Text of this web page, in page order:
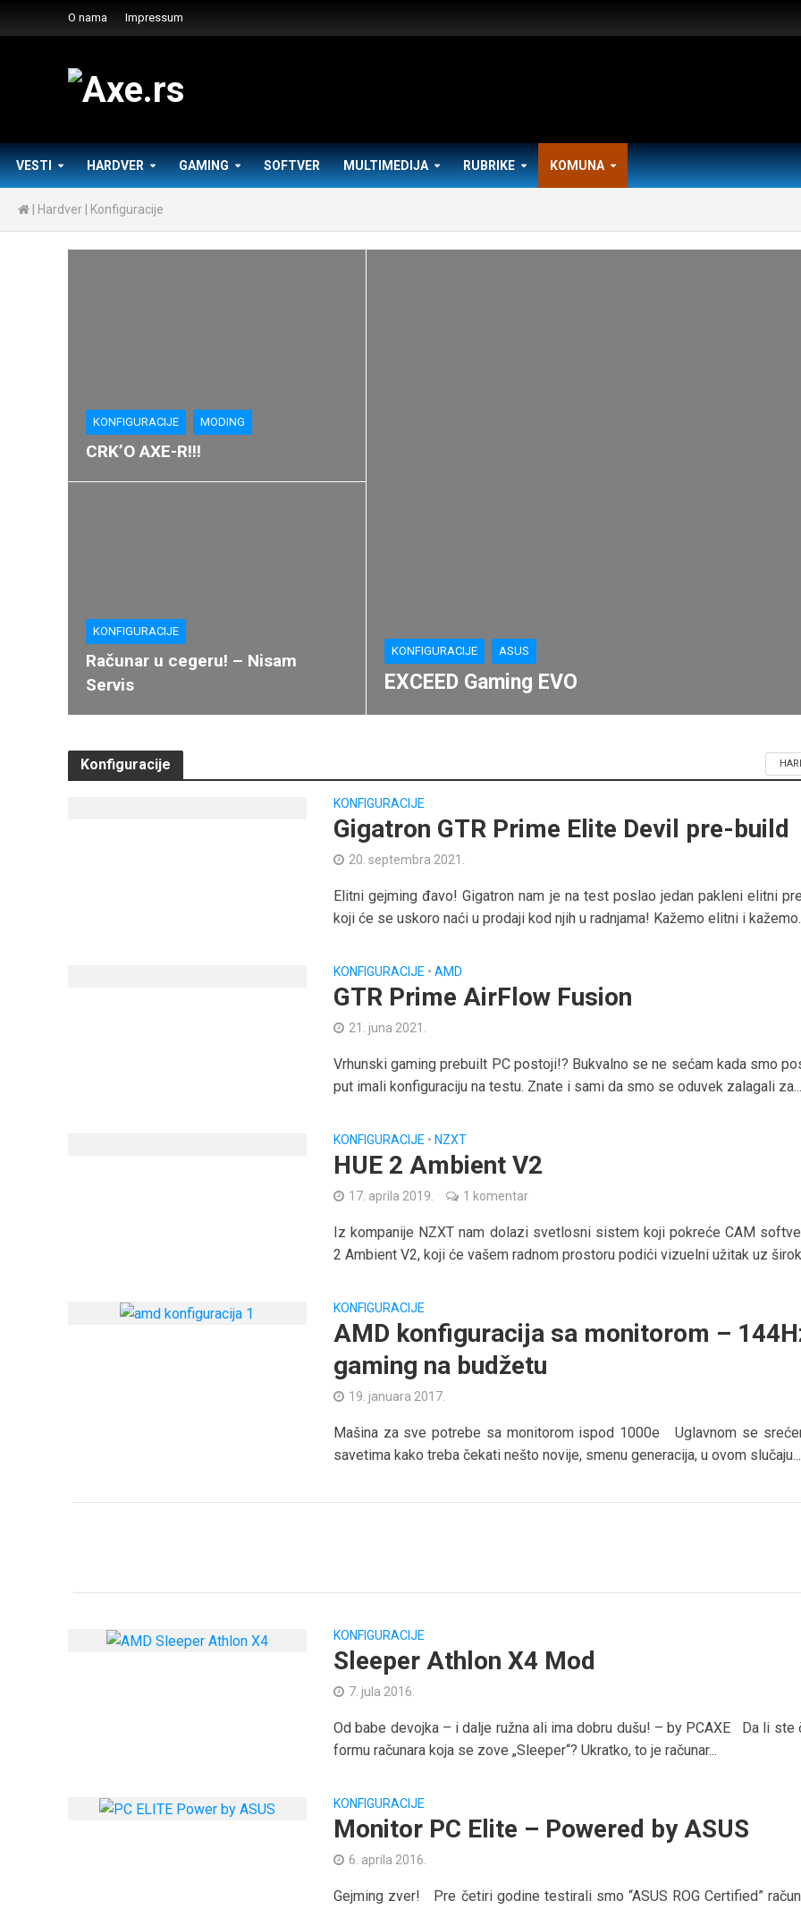
O nama Impressum
VESTI HARDVER GAMING SOFTVER MULTIMEDIJA RUBRIKE KOMUNA
Hardver Konfiguracije
KONFIGURACIJE ASUS
EXCEED Gaming EVO
KONFIGURACIJE MODING
CRK’O AXE-R!!!
KONFIGURACIJE
Računar u cegeru! – Nisam
Servis
Konfiguracije
KONFIGURACIJE
Gigatron GTR Prime Elite Devil pre-build
20. septembra 2021.
Elitni gejming đavo! Gigatron nam je na test poslao jedan pakleni elitni
koji će se uskoro naći u prodaji kod njih u radnjama! Kažemo elitni i
KONFIGURACIJE • AMD
GTR Prime AirFlow Fusion
21. juna 2021.
Vrhunski gaming prebuilt PC postoji!? Bukvalno se ne sećam kada smo
put imali konfiguraciju na testu. Znate i sami da smo se oduvek zalagali za...
KONFIGURACIJE • NZXT
HUE 2 Ambient V2
17. aprila 2019. 1 komentar
Iz kompanije NZXT nam dolazi svetlosni sistem koji pokreće CAM
2 Ambient V2, koji će vašem radnom prostoru podići vizuelni užitak uz
KONFIGURACIJE
AMD konfiguracija sa monitorom –
gaming na budžetu
19. januara 2017.
Mašina za sve potrebe sa monitorom ispod 1000e Uglavnom se
savetima kako treba čekati nešto novije, smenu generacija, u ovom slučaju...
KONFIGURACIJE
Sleeper Athlon X4 Mod
7. jula 2016.
Od babe devojka – i dalje ružna ali ima dobru dušu! – by PCAXE Da li ste
formu računara koja se zove „Sleeper“? Ukratko, to je računar...
KONFIGURACIJE
Monitor PC Elite – Powered by ASUS
6. aprila 2016.
Gejming zver! Pre četiri godine testirali smo “ASUS ROG Certified”